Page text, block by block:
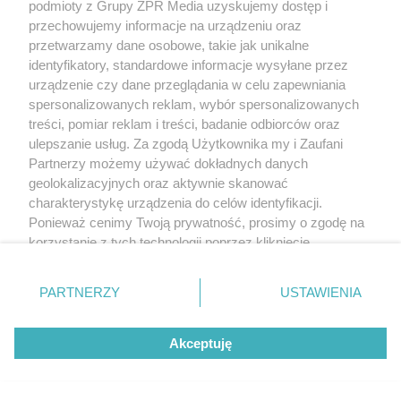
Widzewem Łódź. Kto wygra w hicie
Ekstraklasy?
ZOBACZ WIĘCEJ
podmioty z Grupy ZPR Media uzyskujemy dostęp i
przechowujemy informacje na urządzeniu oraz
przetwarzamy dane osobowe, takie jak unikalne
identyfikatory, standardowe informacje wysyłane przez
urządzenie czy dane przeglądania w celu zapewniania
spersonalizowanych reklam, wybór spersonalizowanych
treści, pomiar reklam i treści, badanie odbiorców oraz
ulepszanie usług. Za zgodą Użytkownika my i Zaufani
Partnerzy możemy używać dokładnych danych
geolokalizacyjnych oraz aktywnie skanować
charakterystykę urządzenia do celów identyfikacji.
Ponieważ cenimy Twoją prywatność, prosimy o zgodę na
korzystanie z tych technologii poprzez kliknięcie
zmienić/wycofać klikając przycisk ustawień prywatności
znajdujący się w lewym dolnym rogu strony
rodzaje przetwarzania danych nie wymagają zgody
użytkownika, ale masz prawo sprzeciwić się takiemu
przetwarzaniu. Preferencje będą miały zastosowanie tylko
PARTNERZY USTAWIENIA
Akceptuję